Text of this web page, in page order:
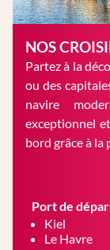
NOS
Partez à la
ou des
navire
exceptionnel
bord grâce à la
Port de
Kiel
Le Havre